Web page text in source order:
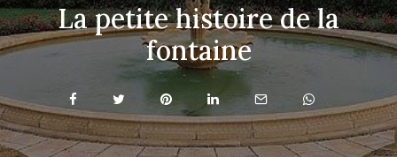
La petite histoire de la
fontaine